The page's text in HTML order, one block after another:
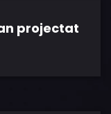
projectat